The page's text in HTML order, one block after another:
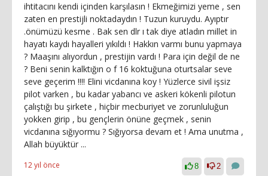
ihtitacını kendi içinden karşılasın ! Ekmeğimizi yeme , sen
zaten en prestijli noktadaydın ! Tuzun kuruydu. Ayıptır
.önümüzü kesme . Bak sen dlr ı tak diye atladın millet in
hayatı kaydı hayalleri yıkıldı ! Hakkın varmı bunu yapmaya
? Maaşını alıyordun , prestijin vardı ! Para için değil de ne
? Beni senin kalktığın o f 16 koktuğuna oturtsalar seve
seve geçerim !!!! Elini vicdanına koy ! Yüzlerce sivil işsiz
pilot varken , bu kadar yabancı ve askeri kökenli pilotun
çalıştığı bu şirkete , hiçbir mecburiyet ve zorunluluğun
yokken girip , bu gençlerin önüne geçmek , senin
vicdanına sığıyormu ? Sığıyorsa devam et ! Ama unutma ,
Allah büyüktür ...
12 yıl önce 8 2